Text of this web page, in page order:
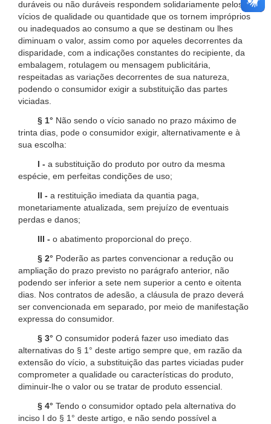
duráveis ou não duráveis respondem solidariamente pelos
vícios de qualidade ou quantidade que os tornem impróprios
ou inadequados ao consumo a que se destinam ou lhes
diminuam o valor, assim como por aqueles decorrentes da
disparidade, com a indicações constantes do recipiente, da
embalagem, rotulagem ou mensagem publicitária,
respeitadas as variações decorrentes de sua natureza,
podendo o consumidor exigir a substituição das partes
viciadas.
§ 1° Não sendo o vício sanado no prazo máximo de
trinta dias, pode o consumidor exigir, alternativamente e à
sua escolha:
I - a substituição do produto por outro da mesma
espécie, em perfeitas condições de uso;
II - a restituição imediata da quantia paga,
monetariamente atualizada, sem prejuízo de eventuais
perdas e danos;
III - o abatimento proporcional do preço.
§ 2° Poderão as partes convencionar a redução ou
ampliação do prazo previsto no parágrafo anterior, não
podendo ser inferior a sete nem superior a cento e oitenta
dias. Nos contratos de adesão, a cláusula de prazo deverá
ser convencionada em separado, por meio de manifestação
expressa do consumidor.
§ 3° O consumidor poderá fazer uso imediato das
alternativas do § 1° deste artigo sempre que, em razão da
extensão do vício, a substituição das partes viciadas puder
comprometer a qualidade ou características do produto,
diminuir-lhe o valor ou se tratar de produto essencial.
§ 4° Tendo o consumidor optado pela alternativa do
inciso I do § 1° deste artigo, e não sendo possível a